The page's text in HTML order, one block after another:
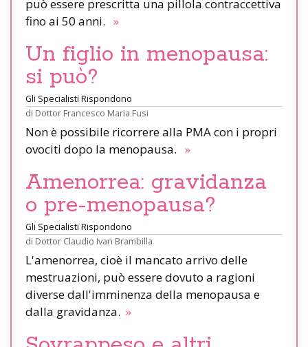
può essere prescritta una pillola contraccettiva
fino ai 50 anni. »
Un figlio in menopausa:
si può?
Gli Specialisti Rispondono
di Dottor Francesco Maria Fusi
Non è possibile ricorrere alla PMA con i propri
ovociti dopo la menopausa. »
Amenorrea: gravidanza
o pre-menopausa?
Gli Specialisti Rispondono
di Dottor Claudio Ivan Brambilla
L'amenorrea, cioè il mancato arrivo delle
mestruazioni, può essere dovuto a ragioni
diverse dall'imminenza della menopausa e
dalla gravidanza. »